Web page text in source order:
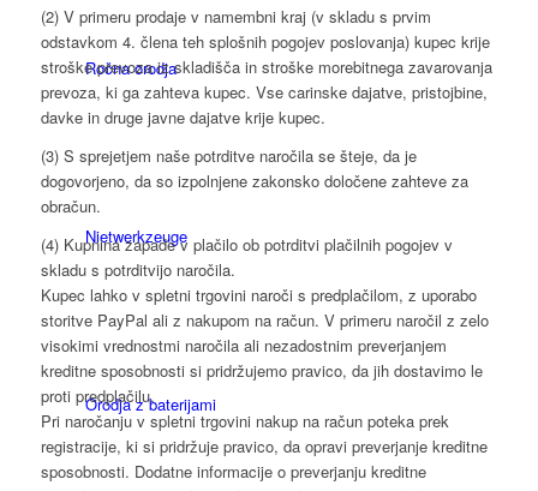
Ročna orodja
Niet­werk­zeuge
Orodja z baterijami
(2) V primeru prodaje v namembni kraj (v skladu s prvim
odstavkom 4. člena teh splošnih pogojev poslovanja) kupec krije
stroške prevoza iz skladišča in stroške morebitnega zavarovanja
prevoza, ki ga zahteva kupec. Vse carinske dajatve, pristojbine,
davke in druge javne dajatve krije kupec.
(3) S sprejetjem naše potrditve naročila se šteje, da je
dogovorjeno, da so izpolnjene zakonsko določene zahteve za
obračun.
(4) Kupnina zapade v plačilo ob potrditvi plačilnih pogojev v
skladu s potrditvijo naročila.
Kupec lahko v spletni trgovini naroči s predplačilom, z uporabo
storitve PayPal ali z nakupom na račun. V primeru naročil z zelo
visokimi vrednostmi naročila ali nezadostnim preverjanjem
kreditne sposobnosti si pridržujemo pravico, da jih dostavimo le
proti predplačilu.
Pri naročanju v spletni trgovini nakup na račun poteka prek
registracije, ki si pridržuje pravico, da opravi preverjanje kreditne
sposobnosti. Dodatne informacije o preverjanju kreditne